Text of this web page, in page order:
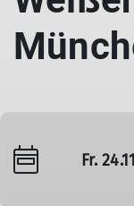
Fr.